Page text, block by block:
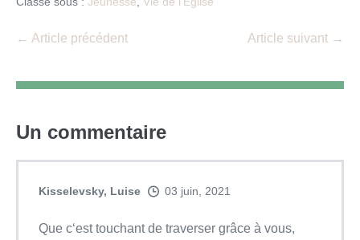
Navigation
← Article précédent Article suivant →
Un commentaire
Kisselevsky, Luise 03 juin, 2021
Que c‘est touchant de traverser grâce à vous,